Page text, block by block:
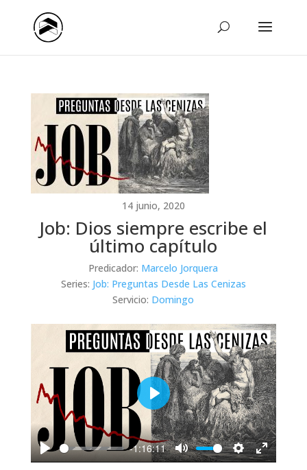
14 junio, 2020
Job: Dios siempre escribe el
último capítulo
Predicador: Marcelo Jorquera
Series: Job: Preguntas Desde Las Cenizas
Servicio: Domingo
Play
-1:16:11
Mute
Settings
Enter
Play